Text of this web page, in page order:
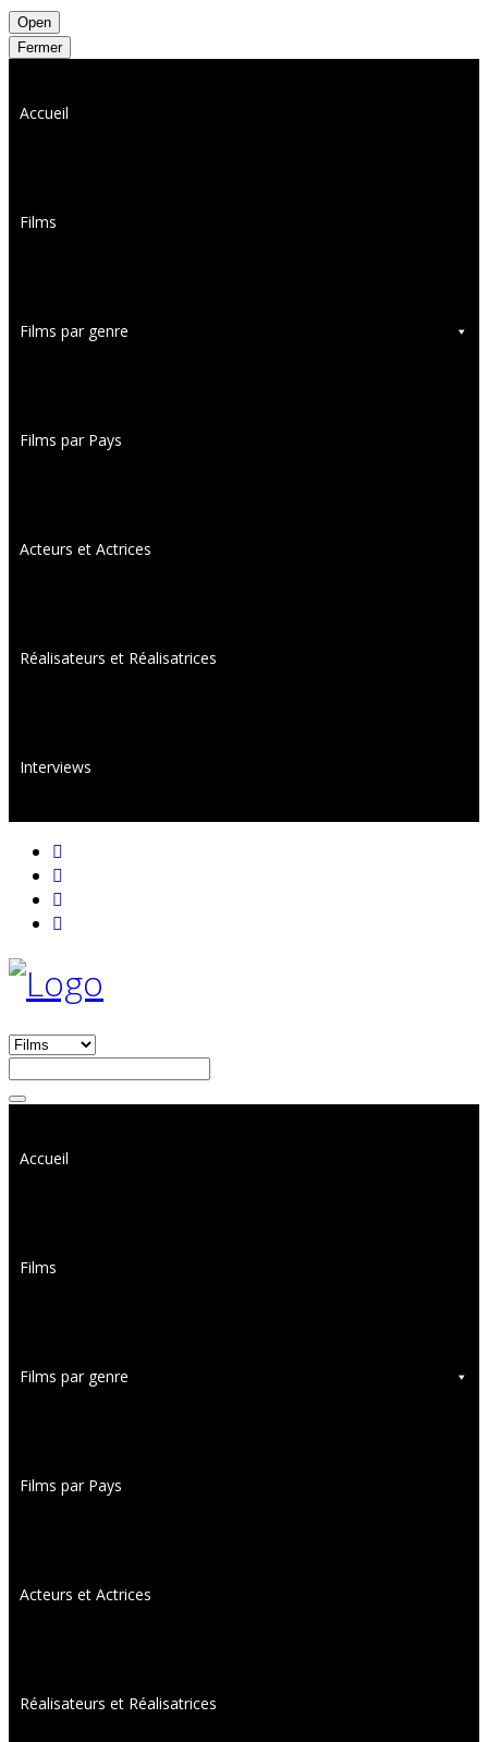
Open
Fermer
Accueil
Films
Films par genre
Films par Pays
Acteurs et Actrices
Réalisateurs et Réalisatrices
Interviews
Accueil
Films
Films par genre
Films par Pays
Acteurs et Actrices
Réalisateurs et Réalisatrices